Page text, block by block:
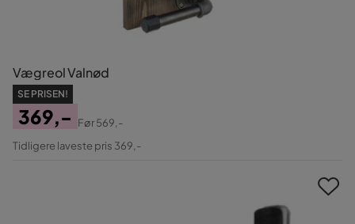
Vægreol Valnød
SE PRISEN!
Pris
369,-
Original
Før569,-
Tidligere laveste pris 369,-